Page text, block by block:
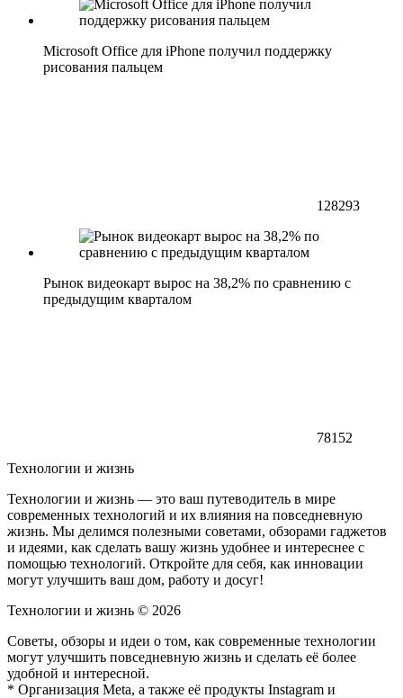
Microsoft Office для iPhone получил поддержку
рисования пальцем
128293
Рынок видеокарт вырос на 38,2% по сравнению с
предыдущим кварталом
78152
Технологии и жизнь
Технологии и жизнь — это ваш путеводитель в мире
современных технологий и их влияния на повседневную
жизнь. Мы делимся полезными советами, обзорами гаджетов
и идеями, как сделать вашу жизнь удобнее и интереснее с
помощью технологий. Откройте для себя, как инновации
могут улучшить ваш дом, работу и досуг!
Технологии и жизнь © 2026
Советы, обзоры и идеи о том, как современные технологии
могут улучшить повседневную жизнь и сделать её более
удобной и интересной.
* Организация Meta, а также её продукты Instagram и